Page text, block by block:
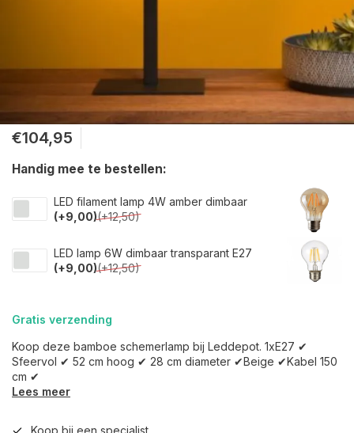
€104,95
Handig mee te bestellen:
LED filament lamp 4W amber dimbaar
(+9,00)(+12,50)
LED lamp 6W dimbaar transparant E27
(+9,00)(+12,50)
Gratis verzending
Koop deze bamboe schemerlamp bij Leddepot. 1xE27 ✔
Sfeervol ✔ 52 cm hoog ✔ 28 cm diameter ✔Beige ✔Kabel 150
cm ✔
Lees meer
Koop bij een specialist